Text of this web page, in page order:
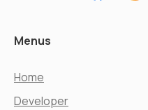
Menus
Home
Developer